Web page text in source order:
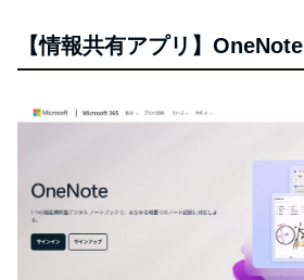
【情報共有アプリ】OneNote